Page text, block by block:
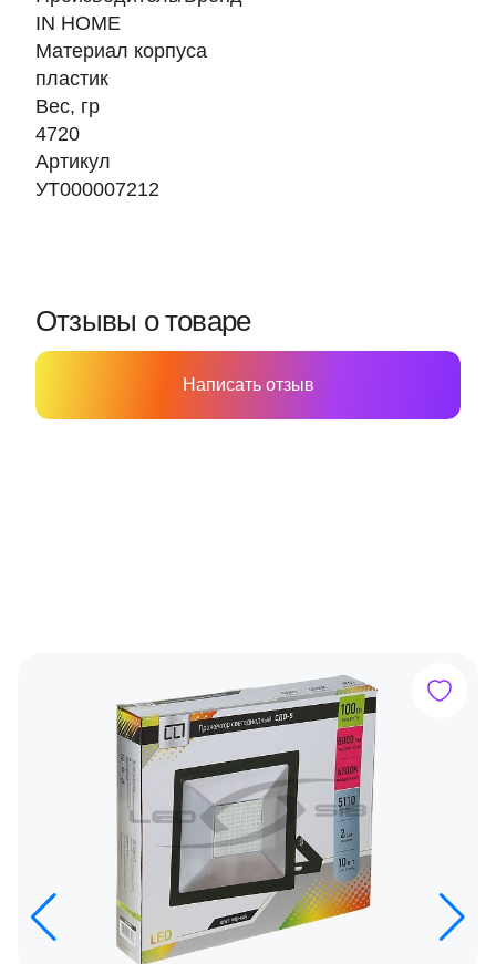
IN HOME
Материал корпуса
пластик
Вес, гр
4720
Артикул
УТ000007212
Отзывы о товаре
Написать отзыв